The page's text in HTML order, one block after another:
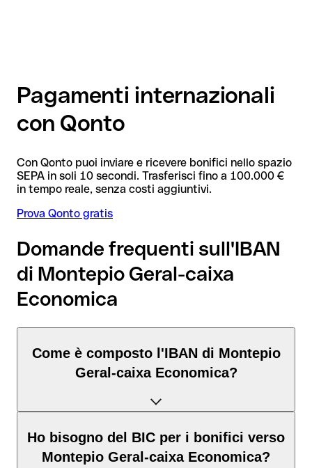
Pagamenti internazionali
con Qonto
Con Qonto puoi inviare e ricevere bonifici nello spazio
SEPA in soli 10 secondi. Trasferisci fino a 100.000 €
in tempo reale, senza costi aggiuntivi.
Prova Qonto gratis
Domande frequenti sull'IBAN
di Montepio Geral-caixa
Economica
Come è composto l'IBAN di Montepio
Geral-caixa Economica?
elementi:
Ho bisogno del BIC per i bonifici verso
Montepio Geral-caixa Economica?